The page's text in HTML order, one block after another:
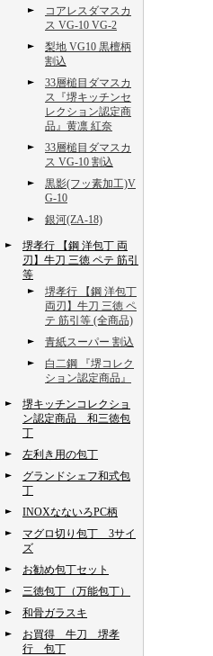
コアレスダマスカ
ス VG-10 VG-2
梨地 VG10 黒檀柄
割込
33層槌目ダマスカ
ス『堺キッチンセ
レクション認定商
品』黄凛 紅奈
33層槌目ダマスカ
ス VG-10 割込
黒影(フッ素加工)V
G-10
銀河(ZA-18)
堺孝行 【鋼 洋包丁 両
刃】牛刀 三徳 ペテ 筋引
等
堺孝行 【鋼 洋包丁
両刃】牛刀 三徳 ペ
テ 筋引等 (全商品)
青紙スーパー 割込
白二鋼 『堺コレク
ション認定商品』
堺キッチンコレクショ
ン認定商品 和三徳包
丁
左利き用の包丁
グランドシェフ和式包
丁
INOXなないろPC柄
マグロ切り包丁 3サイ
ズ
お勧め包丁セット
三徳包丁（万能包丁）
和骨ガラスキ
お買得 牛刀 堺孝
行 包丁